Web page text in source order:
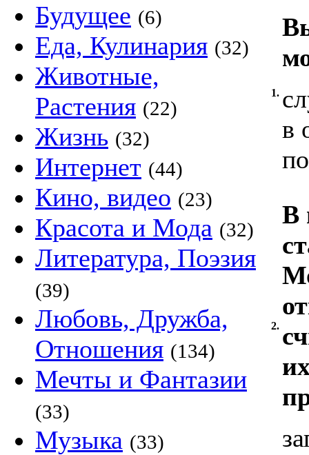
Будущее (6)
Еда, Кулинария (32)
Животные,
Растения (22)
Жизнь (32)
Интернет (44)
Кино, видео (23)
Красота и Мода (32)
Литература, Поэзия
(39)
Любовь, Дружба,
Отношения (134)
Мечты и Фантазии
(33)
Музыка (33)
1.
в
2.
В